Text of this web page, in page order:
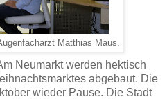
Matthias Maus.
Neumarkt werden hektisch
abgebaut. Die
wieder Pause. Die Stadt